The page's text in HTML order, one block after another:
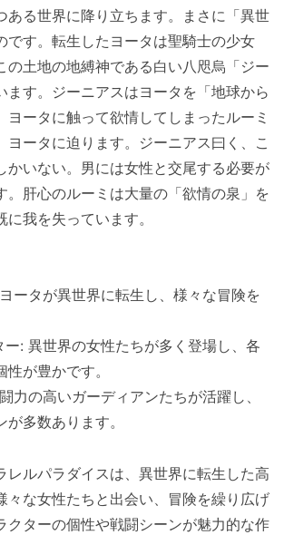
ある世界に降り立ちます。まさに「異世
です。転生したヨータは聖騎士の少女
の土地の地縛神である白い八咫烏「ジー
ます。ジーニアスはヨータを「地球から
ヨータに触って欲情してしまったルーミ
ヨータに迫ります。ジーニアス曰く、こ
かいない。男には女性と交尾する必要が
。肝心のルーミは大量の「欲情の泉」を
我を失っています。
ータが異世界に転生し、様々な冒険を
: 異世界の女性たちが多く登場し、各
が豊かです。
力の高いガーディアンたちが活躍し、
多数あります。
レルパラダイスは、異世界に転生した高
々な女性たちと出会い、冒険を繰り広げ
クターの個性や戦闘シーンが魅力的な作